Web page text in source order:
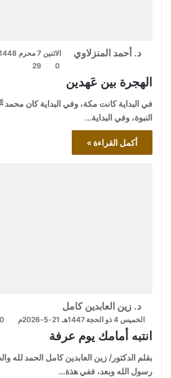
د. أحمد المنزلاوي
الاثنين 7 محرم 1448هـ 22-6-2026م
0
29
الهجرة بين عَهدين
في البداية كانت مكة، وفي البداية كان
النبوة، وفي البداية…
أكمل القراءة »
د. زين العابدين كامل
الخميس 4 ذو الحجة 1447هـ 21-5-2026م 0
انتبه أمامك يوم عرفة
بقلم الدكتور/ زين العابدين كامل الحمد لله
رسول الله وبعد، ففي هذة…